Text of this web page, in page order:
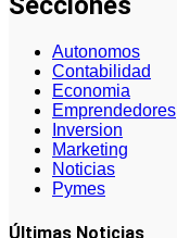
Autonomos
Contabilidad
Economia
Emprendedores
Inversion
Marketing
Noticias
Pymes
Últimas Noticias